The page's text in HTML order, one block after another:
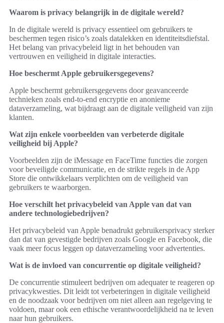
Waarom is privacy belangrijk in de digitale wereld?
In de digitale wereld is privacy essentieel om gebruikers te
beschermen tegen risico’s zoals datalekken en identiteitsdiefstal.
Het belang van privacybeleid ligt in het behouden van
vertrouwen en veiligheid in digitale interacties.
Hoe beschermt Apple gebruikersgegevens?
Apple beschermt gebruikersgegevens door geavanceerde
technieken zoals end-to-end encryptie en anonieme
dataverzameling, wat bijdraagt aan de digitale veiligheid van zijn
klanten.
Wat zijn enkele voorbeelden van verbeterde digitale
veiligheid bij Apple?
Voorbeelden zijn de iMessage en FaceTime functies die zorgen
voor beveiligde communicatie, en de strikte regels in de App
Store die ontwikkelaars verplichten om de veiligheid van
gebruikers te waarborgen.
Hoe verschilt het privacybeleid van Apple van dat van
andere technologiebedrijven?
Het privacybeleid van Apple benadrukt gebruikersprivacy sterker
dan dat van gevestigde bedrijven zoals Google en Facebook, die
vaak meer focus leggen op dataverzameling voor advertenties.
Wat is de invloed van concurrentie op digitale veiligheid?
De concurrentie stimuleert bedrijven om adequater te reageren op
privacykwesties. Dit leidt tot verbeteringen in digitale veiligheid
en de noodzaak voor bedrijven om niet alleen aan regelgeving te
voldoen, maar ook een ethische verantwoordelijkheid na te leven
naar hun gebruikers.